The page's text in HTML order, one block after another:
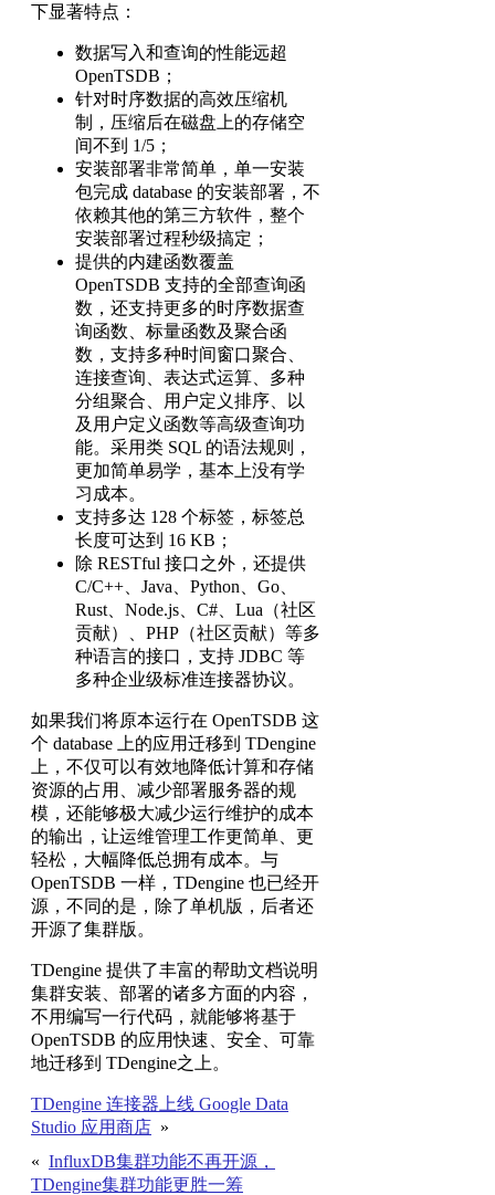
下显著特点：
数据写入和查询的性能远超
OpenTSDB；
针对时序数据的高效压缩机
制，压缩后在磁盘上的存储空
间不到 1/5；
安装部署非常简单，单一安装
包完成 database 的安装部署，不
依赖其他的第三方软件，整个
安装部署过程秒级搞定；
提供的内建函数覆盖
OpenTSDB 支持的全部查询函
数，还支持更多的时序数据查
询函数、标量函数及聚合函
数，支持多种时间窗口聚合、
连接查询、表达式运算、多种
分组聚合、用户定义排序、以
及用户定义函数等高级查询功
能。采用类 SQL 的语法规则，
更加简单易学，基本上没有学
习成本。
支持多达 128 个标签，标签总
长度可达到 16 KB；
除 RESTful 接口之外，还提供
C/C++、Java、Python、Go、
Rust、Node.js、C#、Lua（社区
贡献）、PHP（社区贡献）等多
种语言的接口，支持 JDBC 等
多种企业级标准连接器协议。
如果我们将原本运行在 OpenTSDB 这
个 database 上的应用迁移到 TDengine
上，不仅可以有效地降低计算和存储
资源的占用、减少部署服务器的规
模，还能够极大减少运行维护的成本
的输出，让运维管理工作更简单、更
轻松，大幅降低总拥有成本。与
OpenTSDB 一样，TDengine 也已经开
源，不同的是，除了单机版，后者还
开源了集群版。
TDengine 提供了丰富的帮助文档说明
集群安装、部署的诸多方面的内容，
不用编写一行代码，就能够将基于
OpenTSDB 的应用快速、安全、可靠
地迁移到 TDengine之上。
TDengine 连接器上线 Google Data
Studio 应用商店 »
« InfluxDB集群功能不再开源，
TDengine集群功能更胜一筹